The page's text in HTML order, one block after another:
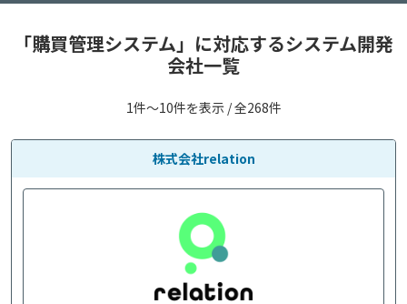
「購買管理システム」に対応するシステム開発
会社一覧
1件〜10件を表示 / 全268件
株式会社relation